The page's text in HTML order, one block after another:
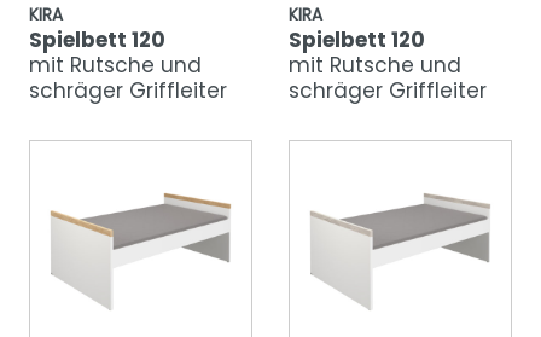
KIRA
Spielbett 120
mit Rutsche und
schräger Griffleiter
KIRA
Spielbett 120
mit Rutsche und
schräger Griffleiter